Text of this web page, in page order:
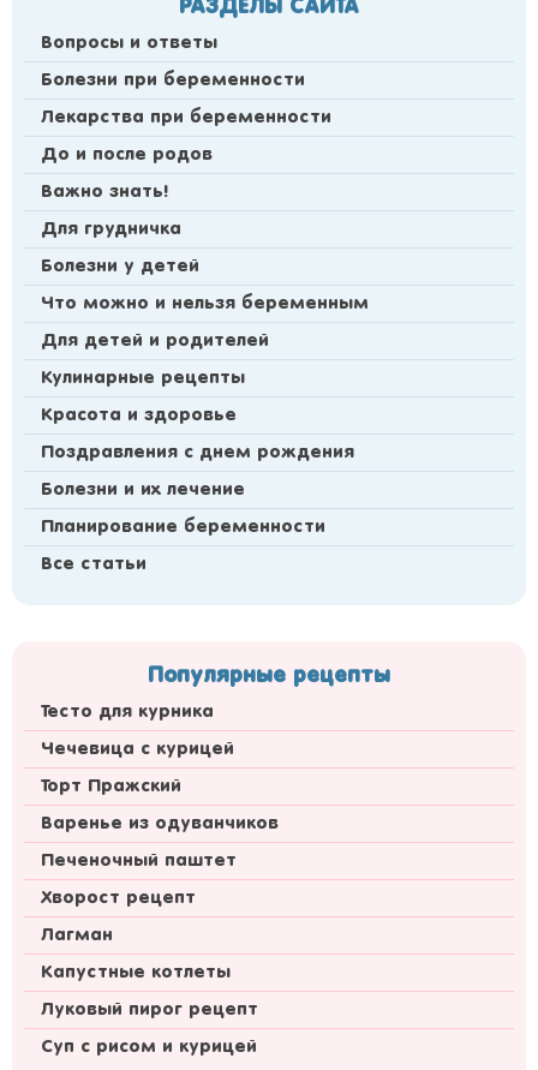
РАЗДЕЛЫ САЙТА
Вопросы и ответы
Болезни при беременности
Лекарства при беременности
До и после родов
Важно знать!
Для грудничка
Болезни у детей
Что можно и нельзя беременным
Для детей и родителей
Кулинарные рецепты
Красота и здоровье
Поздравления с днем рождения
Болезни и их лечение
Планирование беременности
Все статьи
Популярные рецепты
Тесто для курника
Чечевица с курицей
Торт Пражский
Варенье из одуванчиков
Печеночный паштет
Хворост рецепт
Лагман
Капустные котлеты
Луковый пирог рецепт
Суп с рисом и курицей